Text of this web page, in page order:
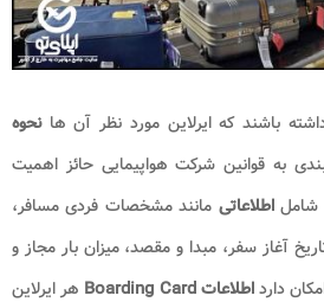
باشند که ایرلاین مورد نظر آن هانحوه
به قوانین شرکت هواپیمایی حائز اهمیت
اطلاعاتی مانند مشخصات فردی مسافر،
آغاز سفر، مبدا و مقصد، میزان بار مجاز و
دارداطلاعات Boarding Card
هر ایرلاین